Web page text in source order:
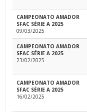
CAMPEONATO AMADOR
SFAC SÉRIE A 2025
09/03/2025
CAMPEONATO AMADOR
SFAC SÉRIE A 2025
23/02/2025
CAMPEONATO AMADOR
SFAC SÉRIE A 2025
16/02/2025